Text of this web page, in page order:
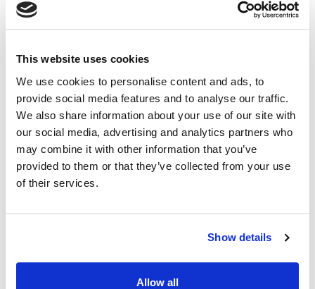
This website uses cookies
We use cookies to personalise content and ads, to
provide social media features and to analyse our traffic.
We also share information about your use of our site with
our social media, advertising and analytics partners who
may combine it with other information that you’ve
provided to them or that they’ve collected from your use
of their services.
Show details
Allow all
最高品质
通过 IPnux 采用业界最高质量的代理。 我们的代
理经过精心策划，可提供卓越的性能、无与伦比的
安全性和无缝的在线匿名性。 相信我们对满足您
所有代理需求的质量承诺，包括 贝宁 住宅代理。